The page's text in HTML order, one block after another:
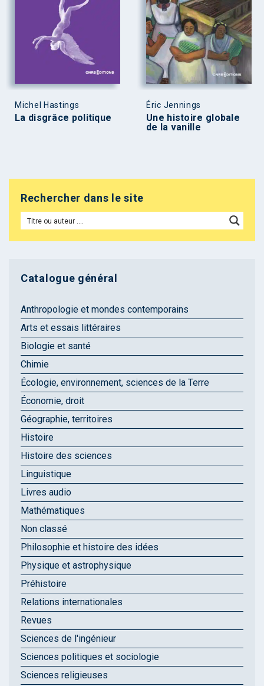
Michel Hastings
La disgrâce politique
Éric Jennings
Une histoire globale
de la vanille
Rechercher dans le site
Catalogue général
Anthropologie et mondes contemporains
Arts et essais littéraires
Biologie et santé
Chimie
Écologie, environnement, sciences de la Terre
Économie, droit
Géographie, territoires
Histoire
Histoire des sciences
Linguistique
Livres audio
Mathématiques
Non classé
Philosophie et histoire des idées
Physique et astrophysique
Préhistoire
Relations internationales
Revues
Sciences de l'ingénieur
Sciences politiques et sociologie
Sciences religieuses